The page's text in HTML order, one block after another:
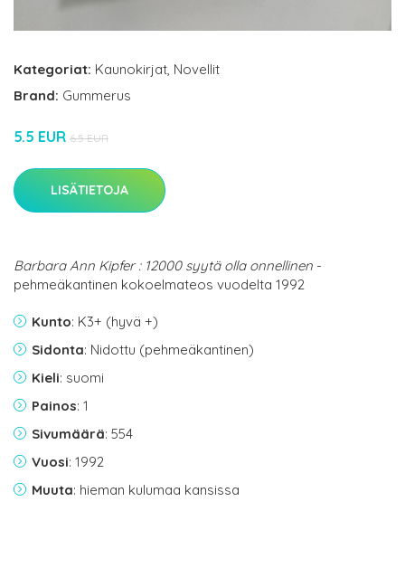
Kategoriat: Kaunokirjat, Novellit
Brand: Gummerus
5.5 EUR 6.5 EUR
LISÄTIETOJA
Barbara Ann Kipfer : 12000 syytä olla onnellinen -
pehmeäkantinen kokoelmateos vuodelta 1992
Kunto: K3+ (hyvä +)
Sidonta: Nidottu (pehmeäkantinen)
Kieli: suomi
Painos: 1
Sivumäärä: 554
Vuosi: 1992
Muuta: hieman kulumaa kansissa